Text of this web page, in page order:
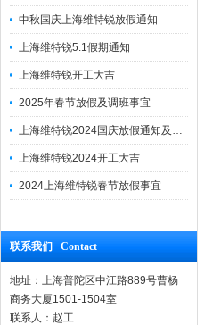
中秋国庆上海维特锐放假通知
上海维特锐5.1假期通知
上海维特锐开工大吉
2025年春节放假及调班事宜
上海维特锐2024国庆放假通知及调休安排
上海维特锐2024开工大吉
2024上海维特锐春节放假事宜
联系我们 Contact
地址：上海普陀区中江路889号曹杨
商务大厦1501-1504室
联系人：赵工